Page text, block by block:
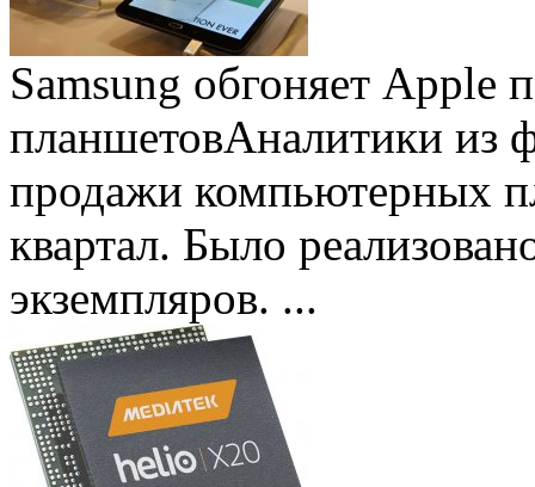
Samsung обгоняет Apple
планшетовАналитики из
продажи компьютерных
квартал. Было
экземпляров. ...